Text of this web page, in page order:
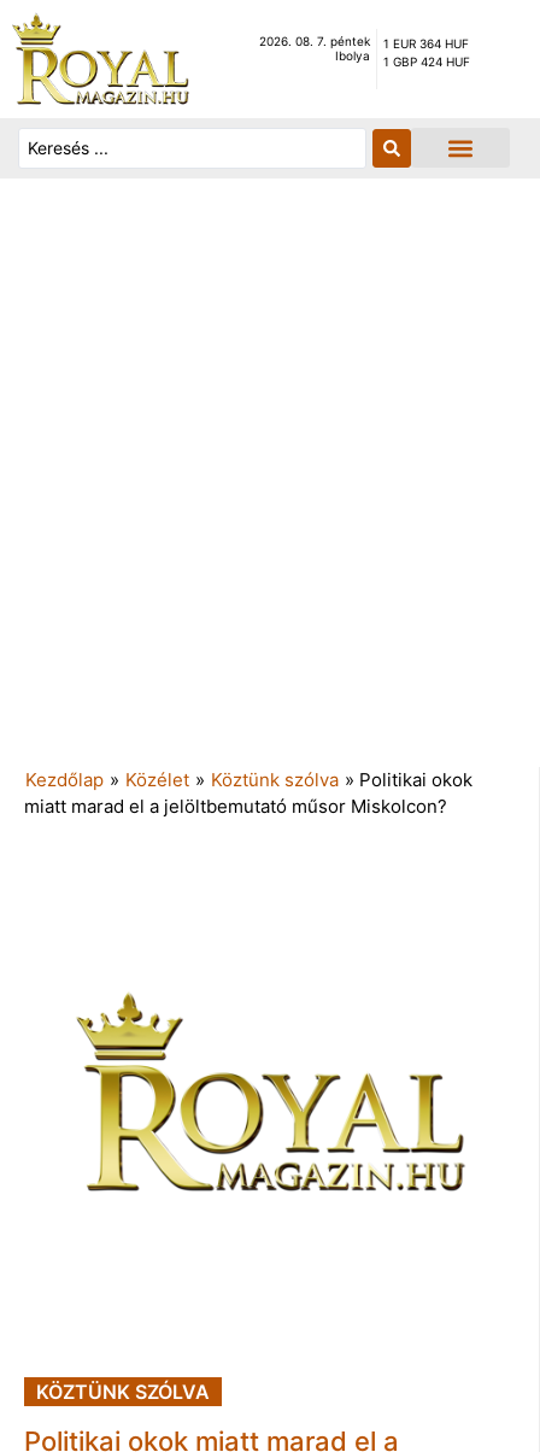
2026. 08. 7. péntek
Ibolya
1 EUR 364 HUF
1 GBP 424 HUF
Kezdőlap » Közélet » Köztünk szólva » Politikai okok
miatt marad el a jelöltbemutató műsor Miskolcon?
KÖZTÜNK SZÓLVA
Politikai okok miatt marad el a